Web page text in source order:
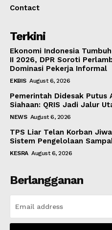
Contact
Terkini
Ekonomi Indonesia
II 2026, DPR Soroti
Dominasi Pekerja Informal
EKBIS August 6, 2026
Pemerintah Didesak Putus
Siahaan: QRIS Jadi Jalur
NEWS August 6, 2026
TPS Liar Telan Korban
Sistem Pengelolaan
KESRA August 6, 2026
Berlangganan